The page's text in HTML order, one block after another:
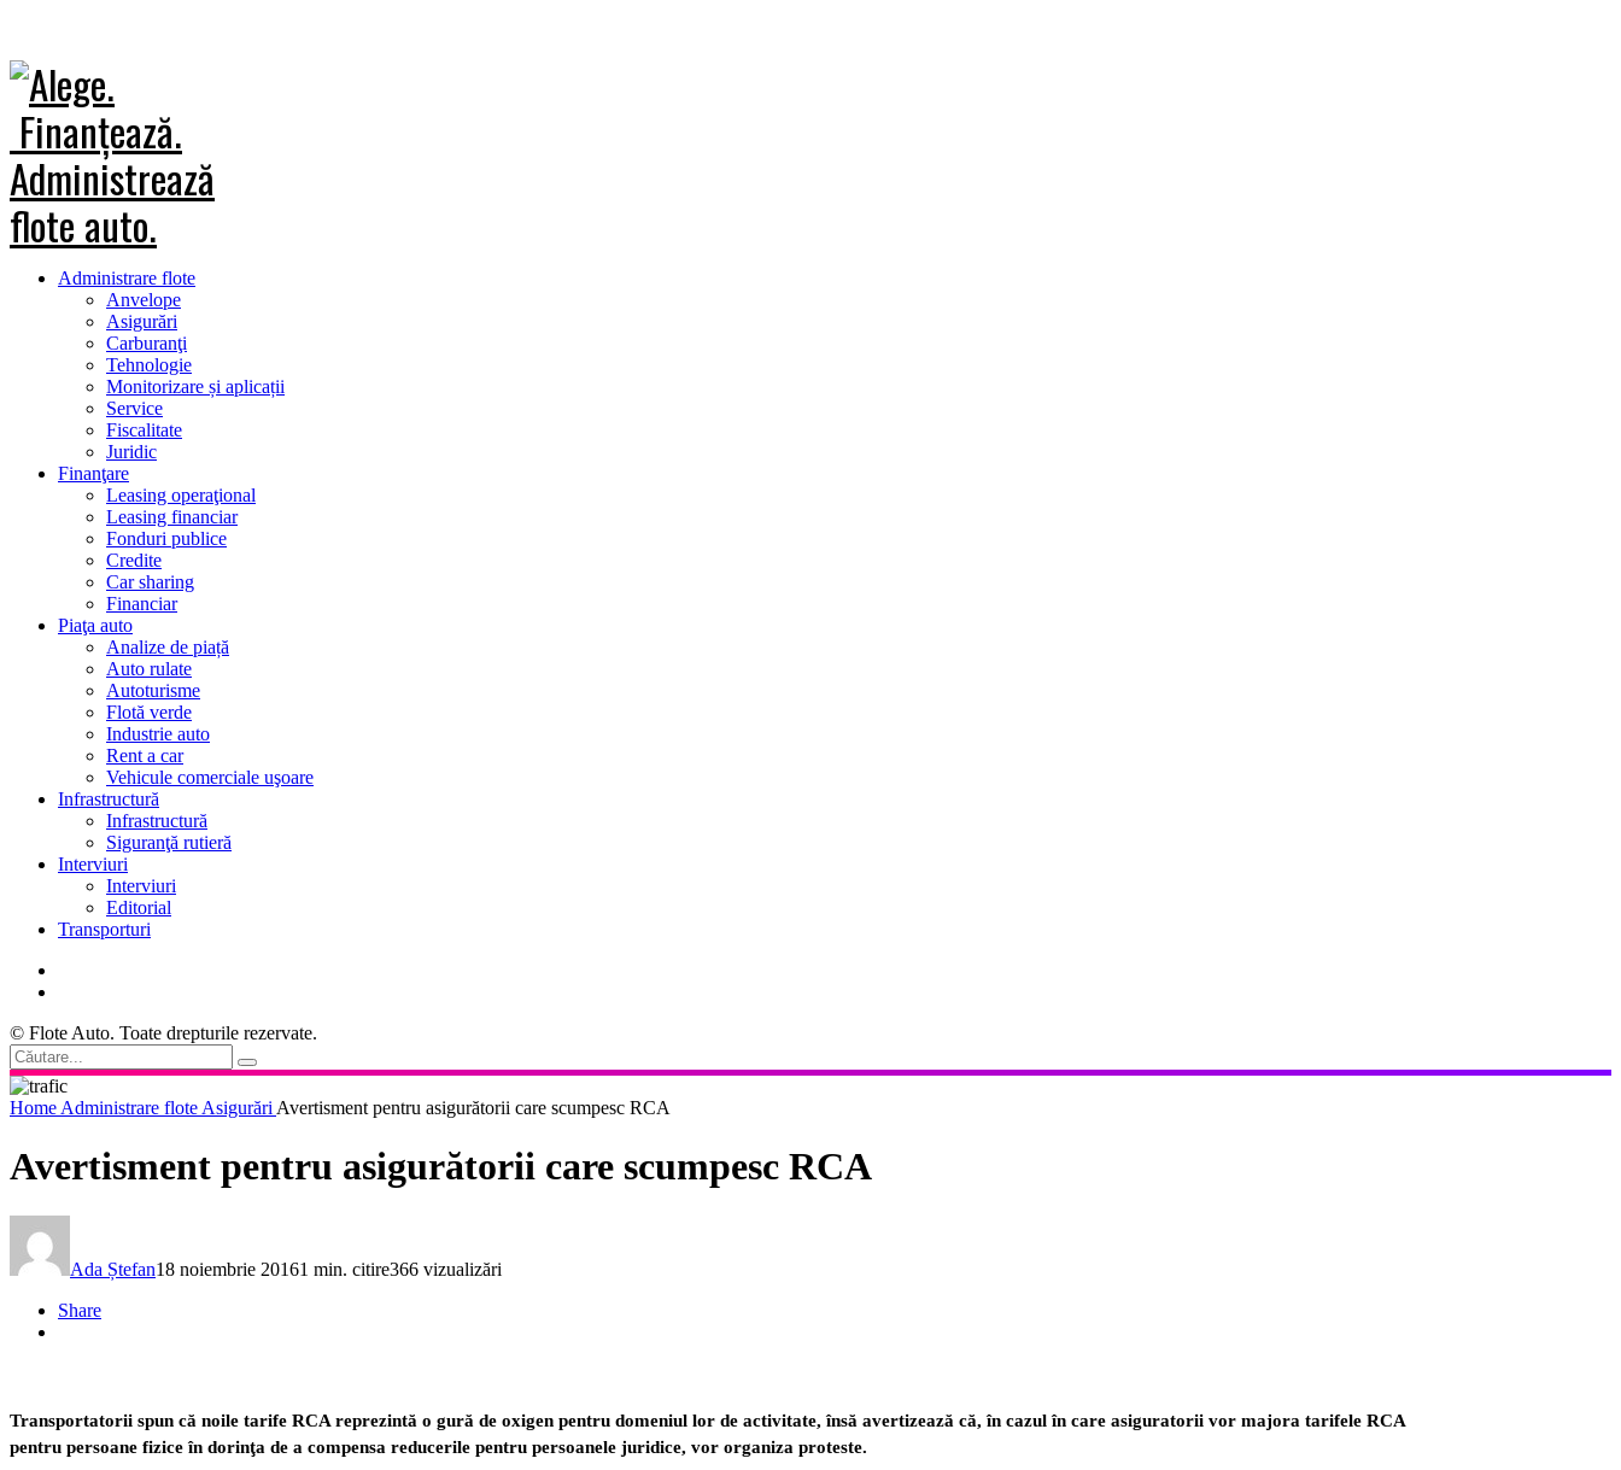
Administrare flote
Anvelope
Asigurări
Carburanţi
Tehnologie
Monitorizare și aplicații
Service
Fiscalitate
Juridic
Finanţare
Leasing operaţional
Leasing financiar
Fonduri publice
Credite
Car sharing
Financiar
Piaţa auto
Analize de piață
Auto rulate
Autoturisme
Flotă verde
Industrie auto
Rent a car
Vehicule comerciale uşoare
Infrastructură
Infrastructură
Siguranţă rutieră
Interviuri
Interviuri
Editorial
Transporturi
© Flote Auto. Toate drepturile rezervate.
Home Administrare flote Asigurări Avertisment pentru asigurătorii care scumpesc RCA
Avertisment pentru asigurătorii care scumpesc RCA
Ada Ștefan18 noiembrie 20161 min. citire366 vizualizări
Share
Transportatorii spun că noile tarife RCA reprezintă o gură de oxigen pentru domeniul lor de activitate, însă avertizează că, în cazul în care asiguratorii vor majora tarifele RCA
pentru persoane fizice în dorinţa de a compensa reducerile pentru persoanele juridice, vor organiza proteste.